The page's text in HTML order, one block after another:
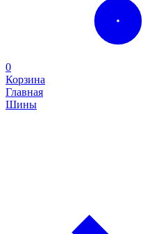
0
Корзина
Главная
Шины